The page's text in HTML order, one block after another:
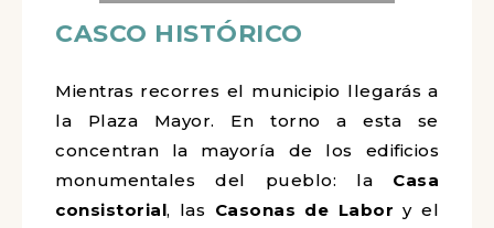
CASCO HISTÓRICO
Mientras recorres el municipio llegarás a
la Plaza Mayor. En torno a esta se
concentran la mayoría de los edificios
monumentales del pueblo: la Casa
consistorial, las Casonas de Labor y el